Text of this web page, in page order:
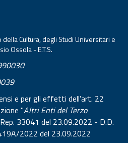
Cultura, degli Studi Universitari e
Ossola - E.T.S.
e per gli effetti dell'art. 22
"Altri Enti del Terzo
33041 del 23.09.2022 - D.D.
2022 del 23.09.2022